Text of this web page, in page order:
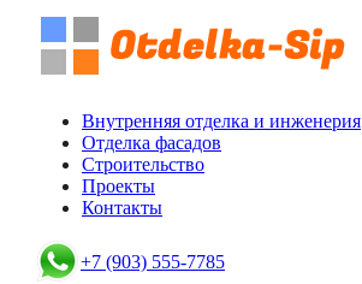
Внутренняя отделка и инженерия
Отделка фасадов
Строительство
Проекты
Контакты
+7 (903) 555-7785